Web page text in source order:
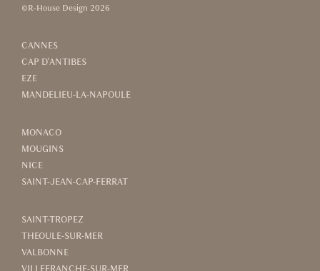
©R-House Design 2026
CANNES
CAP D’ANTIBES
EZE
MANDELIEU-LA-NAPOULE
MONACO
MOUGINS
NICE
SAINT-JEAN-CAP-FERRAT
SAINT-TROPEZ
THEOULE-SUR-MER
VALBONNE